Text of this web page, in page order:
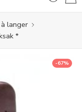
langer
*
-67%